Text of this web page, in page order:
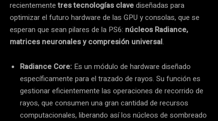
recientementetres tecnologías clavediseñadas para
optimizar el futuro hardware de las GPU y consolas, que se
esperan que sean pilares de la PS6: núcleos Radiance,
matrices neuronales y compresión universal.
Radiance Core: Es un módulo de hardware diseñado
específicamente para el trazado de rayos. Su función es
gestionar eficientemente las operaciones de recorrido de
rayos, que consumen una gran cantidad de recursos
computacionales, liberando así los núcleos de sombreado